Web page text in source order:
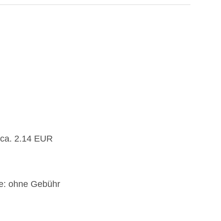
2.14 EUR
ohne Gebühr